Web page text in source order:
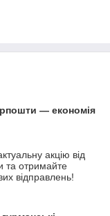
— економія
акцію від
та отримайте
відправлень!